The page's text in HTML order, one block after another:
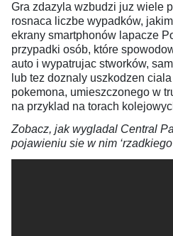
Gra zdazyla wzbudzi juz wiele
rosnaca liczbe wypadków,
ekrany smartphonów lapacze
przypadki osób, które
auto i wypatrujac stworków,
lub tez doznaly uszkodzen
pokemona, umieszczonego w
na przyklad na torach
Zobacz, jak wygladal Central
pojawieniu sie w nim